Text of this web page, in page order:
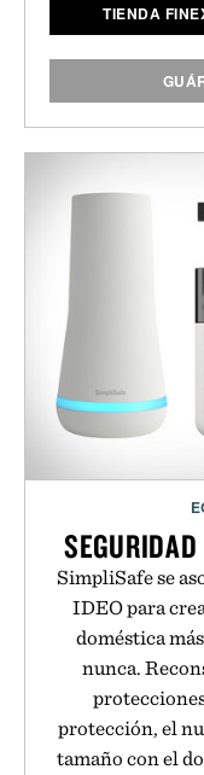
TIENDA
SimpliSafe se
IDEO para
doméstica
nunca.
protección, el
tamaño con el